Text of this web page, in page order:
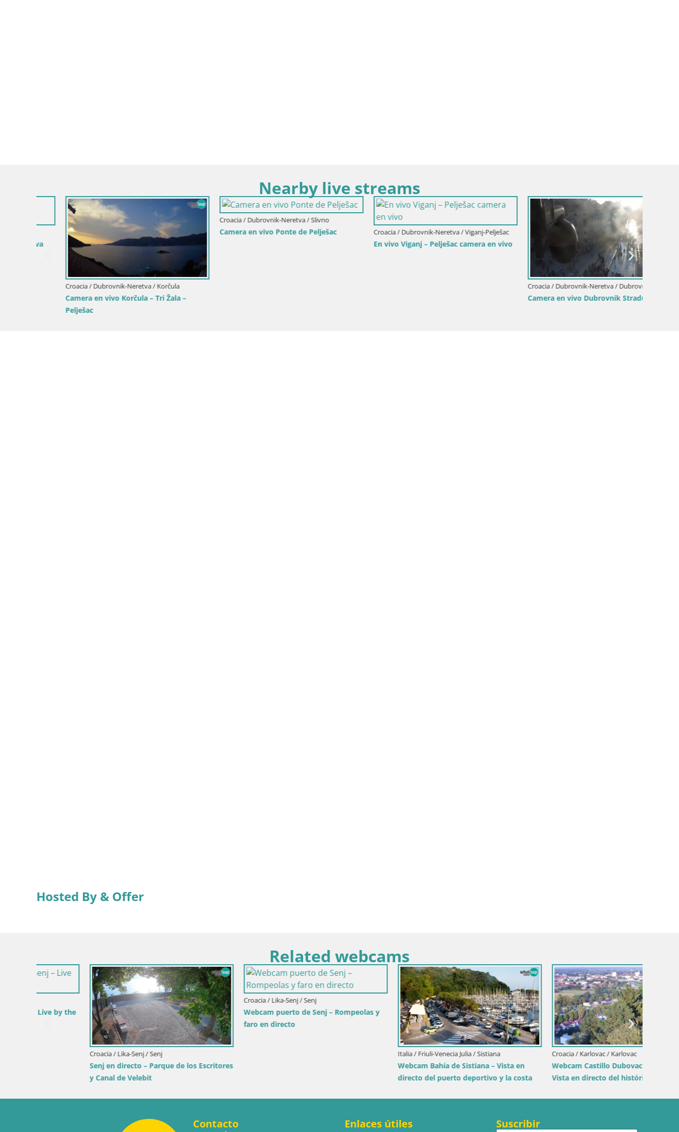
Nearby live streams
Croacia / Dubrovnik-Neretva / Korčula
Camera en vivo Korčula – Tri Žala –
Croacia / Dubrovnik-Neretva / Slivno
Camera en vivo Ponte de Pelješac Croacia / Dubrovnik-Neretva / Viganj-Pelješac
En vivo Viganj – Pelješac camera en vivo
Croacia / Dubrovnik-Neretva / Dubrovnik
Camera en vivo Dubrovnik Stradun
Hosted By & Offer
Related webcams
Croacia / Lika-Senj / Senj
Senj en directo – Parque de los Escritores
y Canal de Velebit
Croacia / Lika-Senj / Senj
Webcam puerto de Senj – Rompeolas y
faro en directo
Italia / Friuli-Venecia Julia / Sistiana
Webcam Bahía de Sistiana – Vista en
directo del puerto deportivo y la costa
Croacia / Karlovac / Karlovac
Webcam Castillo Dubovac Karlovac –
Vista en directo del histórico castillo
Contacto Enlaces útiles Suscribir